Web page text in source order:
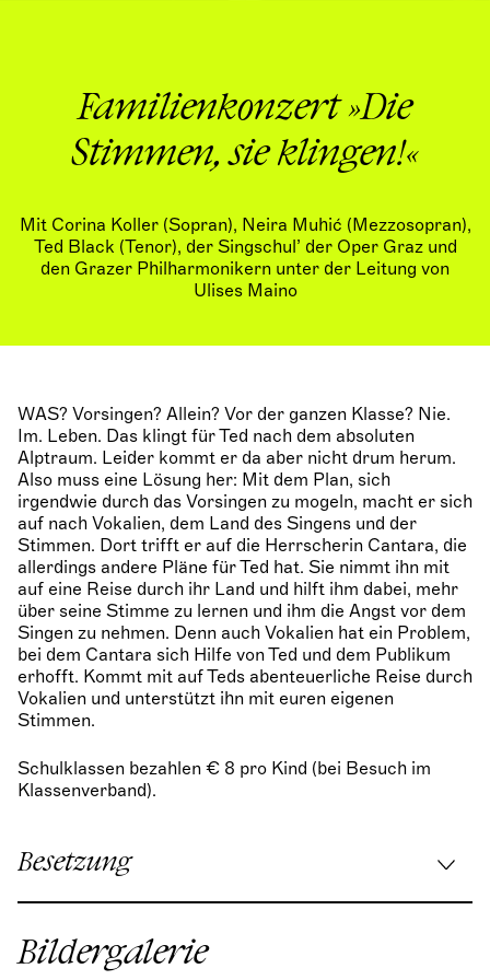
Familienkonzert »Die
Stimmen, sie klingen!«
Mit Corina Koller (Sopran), Neira Muhić (Mezzosopran),
Ted Black (Tenor), der Singschul’ der Oper Graz und
den Grazer Philharmonikern unter der Leitung von
Ulises Maino
WAS? Vorsingen? Allein? Vor der ganzen Klasse? Nie.
Im. Leben. Das klingt für Ted nach dem absoluten
Alptraum. Leider kommt er da aber nicht drum herum.
Also muss eine Lösung her: Mit dem Plan, sich
irgendwie durch das Vorsingen zu mogeln, macht er sich
auf nach Vokalien, dem Land des Singens und der
Stimmen. Dort trifft er auf die Herrscherin Cantara, die
allerdings andere Pläne für Ted hat. Sie nimmt ihn mit
auf eine Reise durch ihr Land und hilft ihm dabei, mehr
über seine Stimme zu lernen und ihm die Angst vor dem
Singen zu nehmen. Denn auch Vokalien hat ein Problem,
bei dem Cantara sich Hilfe von Ted und dem Publikum
erhofft. Kommt mit auf Teds abenteuerliche Reise durch
Vokalien und unterstützt ihn mit euren eigenen
Stimmen.
Schulklassen bezahlen € 8 pro Kind (bei Besuch im
Klassenverband).
Besetzung
Singschul': Andrea Fournier
Bildergalerie